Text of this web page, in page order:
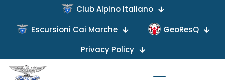
Club Alpino Italiano
Escursioni Cai Marche
GeoResQ
Privacy Policy
Nessun eventi in programma per 1 Aprile 2026. Vai